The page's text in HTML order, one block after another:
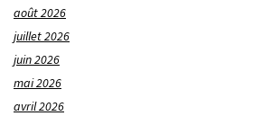
août 2026
juillet 2026
juin 2026
mai 2026
avril 2026